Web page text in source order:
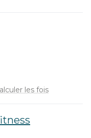
les fois